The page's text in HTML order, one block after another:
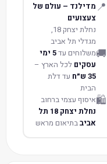
📍 מדילנד – עולם של
צעצועים
נחלת יצחק 18,
מגדלי תל אביב
🚚משלוחים עד 5 ימי
עסקים לכל הארץ –
35 ש״ח
עד דלת
הבית
🛍️איסוף עצמי ברחוב
נחלת יצחק 18 תל
אביבבתיאום מראש